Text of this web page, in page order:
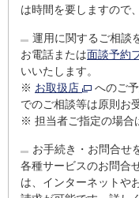
は時間を要しますので
運用に関するご相談
お電話または面談予約
いいたします。
※ お取扱店
へのご
でのご相談等は原則お
※ 担当者ご指定の場合
お手続き・お問合せ
各種サービスのお問合
は、インターネットや